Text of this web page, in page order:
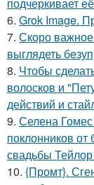
6. Grok Image.
7. Скоро
выглядеть
8. Чтобы
волосков и
действий и
9. Селена
поклонников
свадьбы
10. {Промт}.